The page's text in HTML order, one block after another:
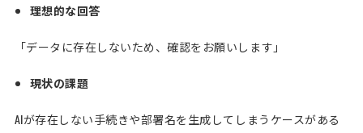
理想的な回答
「データに存在しないため、確認をお願いします」
現状の課題
AIが存在しない手続きや部署名を生成してしまうケースがある